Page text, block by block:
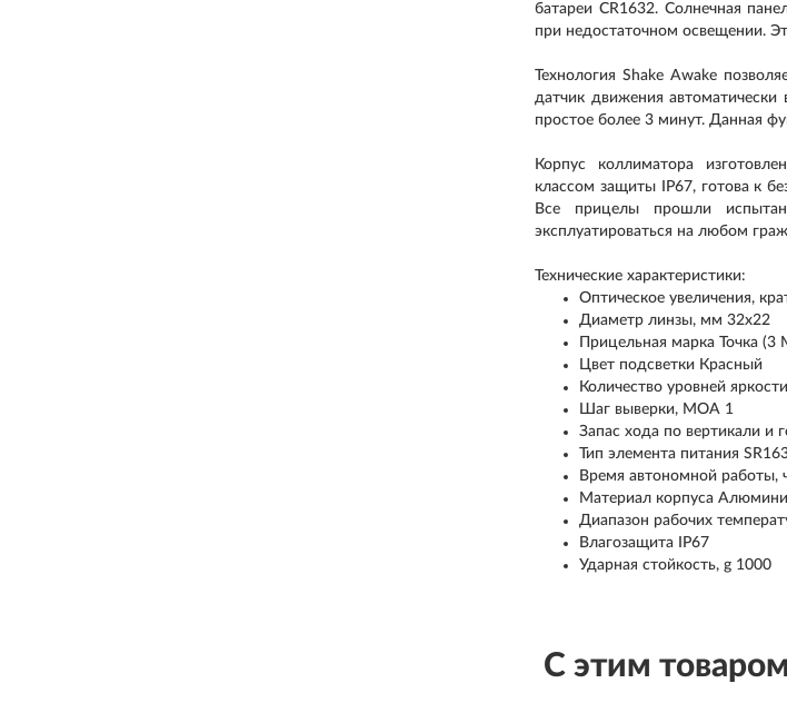
батареи CR1632. Солнечная
при недостаточном освещении.
Технология Shake Awake
датчик движения
простое более 3 минут. Данная
Корпус коллиматора
классом защиты IP67, готова к
Все прицелы прошли
эксплуатироваться на любом
Технические характеристики:
Оптическое увеличения,
Диаметр линзы, мм 32х22
Прицельная марка Точка (3
Цвет подсветки Красный
Количество уровней
Шаг выверки, МОА 1
Запас хода по вертикали и
Тип элемента питания
Время автономной работы,
Материал корпуса
Диапазон рабочих
Влагозащита IP67
Ударная стойкость, g 1000
С этим